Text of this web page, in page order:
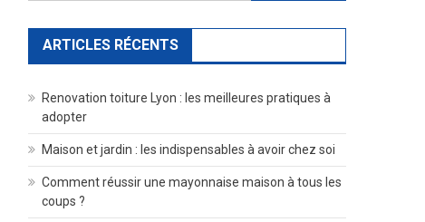
ARTICLES RÉCENTS
Renovation toiture Lyon : les meilleures pratiques à
adopter
Maison et jardin : les indispensables à avoir chez soi
Comment réussir une mayonnaise maison à tous les
coups ?